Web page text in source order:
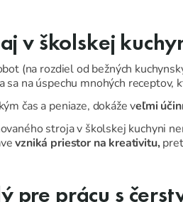
aj v školskej
(na rozdiel od bežných
sa na úspechu mnohých
čas a peniaze, dokáže veľmi
stroja v školskej kuchyni
vzniká priestor na kreativitu,
pre prácu s